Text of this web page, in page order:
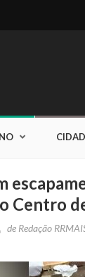
Centro
de Redação